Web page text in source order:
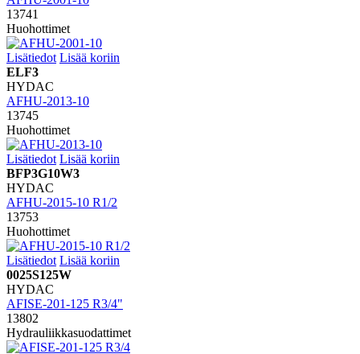
13741
Huohottimet
Lisätiedot Lisää koriin
ELF3
HYDAC
AFHU-2013-10
13745
Huohottimet
Lisätiedot Lisää koriin
BFP3G10W3
HYDAC
AFHU-2015-10 R1/2
13753
Huohottimet
Lisätiedot Lisää koriin
0025S125W
HYDAC
AFISE-201-125 R3/4"
13802
Hydrauliikkasuodattimet